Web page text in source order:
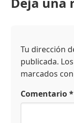
Tu dirección
publicada.
marcados
Comentario*